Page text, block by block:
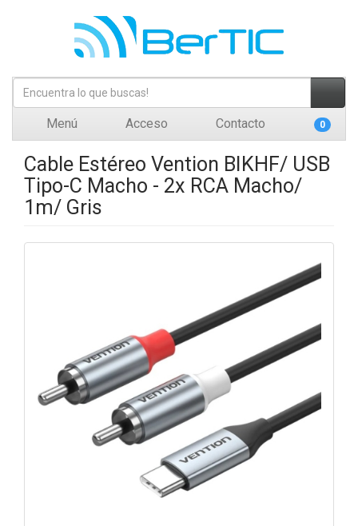
Menú Acceso Contacto 0
Cable Estéreo Vention BIKHF/ USB
Tipo-C Macho - 2x RCA Macho/
1m/ Gris